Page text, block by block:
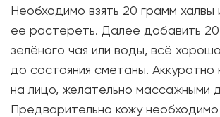
Необходимо взять 20 грамм халвы
ее растереть. Далее добавить
зелёного чая или воды, всё
до состояния сметаны. Аккуратно
на лицо, желательно массажными
Предварительно кожу